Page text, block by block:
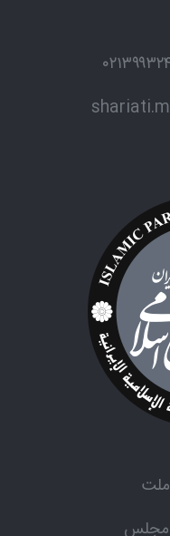
ملت
مجلس